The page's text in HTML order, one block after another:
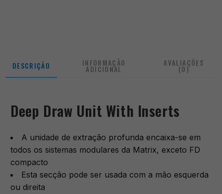
DESCRIÇÃO INFORMAÇÃO
ADICIONAL
AVALIAÇÕES
(0)
Deep Draw Unit With Inserts
A unidade de extração profunda encaixa-se em
todos os sistemas modulares da Matrix, exceto FD
compacto
Esta secção pode ser usada com a mão esquerda
ou direita